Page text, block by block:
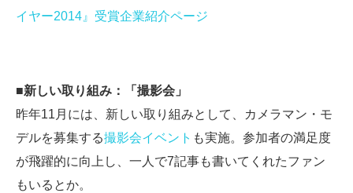
イヤー2014』受賞企業紹介ページ
■新しい取り組み：「撮影会」
昨年11月には、新しい取り組みとして、カメラマン・モ
デルを募集する撮影会イベント も実施。参加者の満足度
が飛躍的に向上し、一人で7記事も書いてくれたファン
もいるとか。